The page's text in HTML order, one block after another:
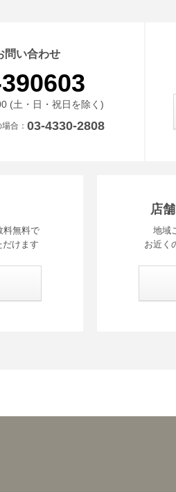
問い合わせ
ニチシュクジツを除く
(土・日・祝日を除く)
合 03-4330-2808
料無料で
けます
店
地域
お近く